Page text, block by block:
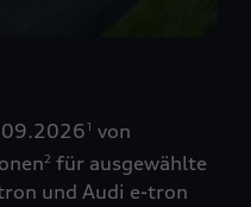
1 von
2 für ausgewählte
und Audi e-tron